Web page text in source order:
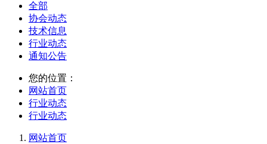
全部
协会动态
技术信息
行业动态
通知公告
您的位置：
网站首页
行业动态
行业动态
网站首页